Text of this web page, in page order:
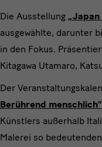
Die Ausstellung
ausgewählte, darunter
in den Fokus.
Kitagawa Utamaro,
Der
Berührend menschlich“
Künstlers außerhalb
Malerei so